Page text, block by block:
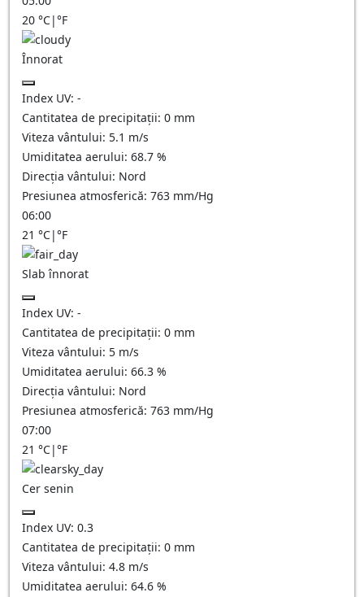
20 °C|°F
Înnorat
Index UV: -
Cantitatea de precipitații: 0 mm
Viteza vântului: 5.1 m/s
Umiditatea aerului: 68.7 %
Direcția vântului: Nord
Presiunea atmosferică: 763 mm/Hg
06:00
21 °C|°F
Slab înnorat
Index UV: -
Cantitatea de precipitații: 0 mm
Viteza vântului: 5 m/s
Umiditatea aerului: 66.3 %
Direcția vântului: Nord
Presiunea atmosferică: 763 mm/Hg
07:00
21 °C|°F
Cer senin
Index UV: 0.3
Cantitatea de precipitații: 0 mm
Viteza vântului: 4.8 m/s
Umiditatea aerului: 64.6 %